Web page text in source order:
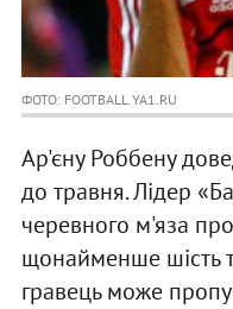
ФОТО: FOOTBALL.YA1.RU
Ар'єну Роббену
до травня. Лідер
черевного м'яза
щонайменше шість
гравець може